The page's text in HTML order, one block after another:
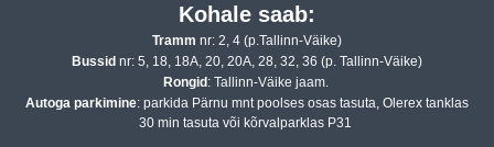
Kohale saab:
Tramm nr: 2, 4 (p.Tallinn-Väike)
Bussid nr: 5, 18, 18A, 20, 20A, 28, 32, 36 (p. Tallinn-Väike)
Rongid: Tallinn-Väike jaam.
Autoga parkimine: parkida Pärnu mnt poolses osas tasuta, Olerex tanklas
30 min tasuta või kõrvalparklas P31